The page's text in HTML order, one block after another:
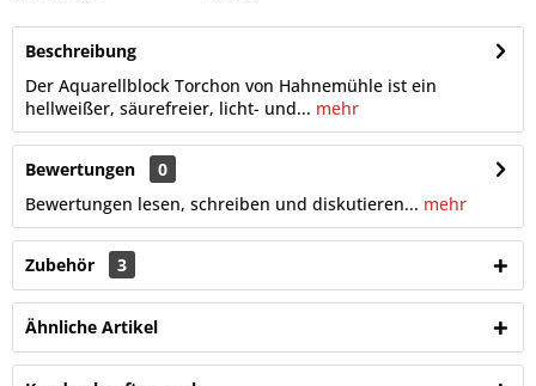
Beschreibung
Der Aquarellblock Torchon von Hahnemühle ist ein
hellweißer, säurefreier, licht- und... mehr
Bewertungen
0
Bewertungen lesen, schreiben und diskutieren... mehr
Zubehör 3
Ähnliche Artikel